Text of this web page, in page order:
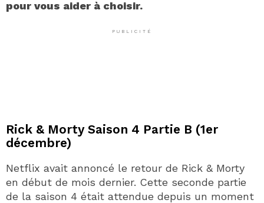
pour vous aider à choisir.
PUBLICITÉ
Rick & Morty Saison 4 Partie B (1er
décembre)
Netflix avait annoncé le retour de Rick & Morty
en début de mois dernier. Cette seconde partie
de la saison 4 était attendue depuis un moment